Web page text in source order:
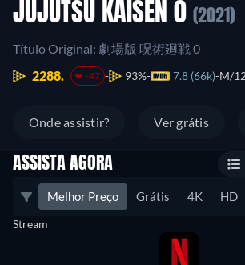
JUJUTSU KAISEN 0 (2021)
Título Original: 劇場版 呪術廻戦 0
2288.
-47 93% 7.8 (66k) M/
Onde assistir? Ver grátis
ASSISTA AGORA
Melhor Preço Grátis 4K HD
Stream